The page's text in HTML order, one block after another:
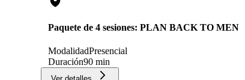
Paquete de 4 sesiones: PLAN BACK TO MEN
ModalidadPresencial
Duración90 min